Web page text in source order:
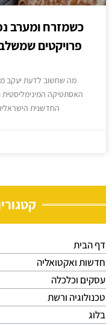
כשמזרח ומערב
פרויקטים
מה שחשוב לדעת יעקב
האסתטיקה המינימליסטית
החדשנית
דף הבית
חדשות ואקטואליה
עסקים וכלכלה
טכנולוגיה ורשת
בלוג